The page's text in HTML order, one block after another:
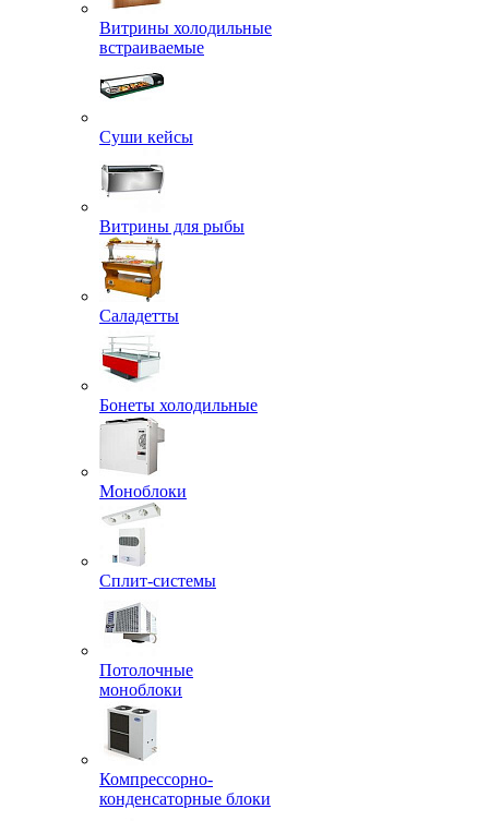
Витрины холодильные
встраиваемые
Суши кейсы
Витрины для рыбы
Саладетты
Бонеты холодильные
Моноблоки
Сплит-системы
Потолочные
моноблоки
Компрессорно-
конденсаторные блоки